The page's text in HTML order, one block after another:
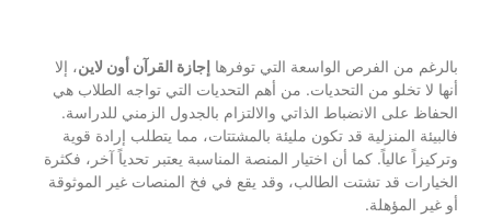
بالرغم من الفرص الواسعة التي توفرها إجازة القرآن أون لاين، إلا
أنها لا تخلو من التحديات. من أهم التحديات التي تواجه الطلاب هي
الحفاظ على الانضباط الذاتي والالتزام بالجدول الزمني للدراسة.
فالبيئة المنزلية قد تكون مليئة بالمشتتات، مما يتطلب إرادة قوية
وتركيزاً عالياً. كما أن اختيار المنصة المناسبة يعتبر تحدياً آخر، فكثرة
الخيارات قد تشتت الطالب، وقد يقع في فخ المنصات غير الموثوقة
أو غير المؤهلة.